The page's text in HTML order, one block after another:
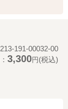
191-00032-00
3,300円(税込)